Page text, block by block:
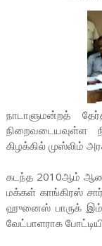
நாடாளுமன்றத்
நிறைவடையவுள்ள
கிழக்கில் முஸ்லிம்
கடந்த 2010ஆம்
மக்கள் காங்கிரஸ்
ஹுனைஸ் பாருக்
வேட்பாளராக